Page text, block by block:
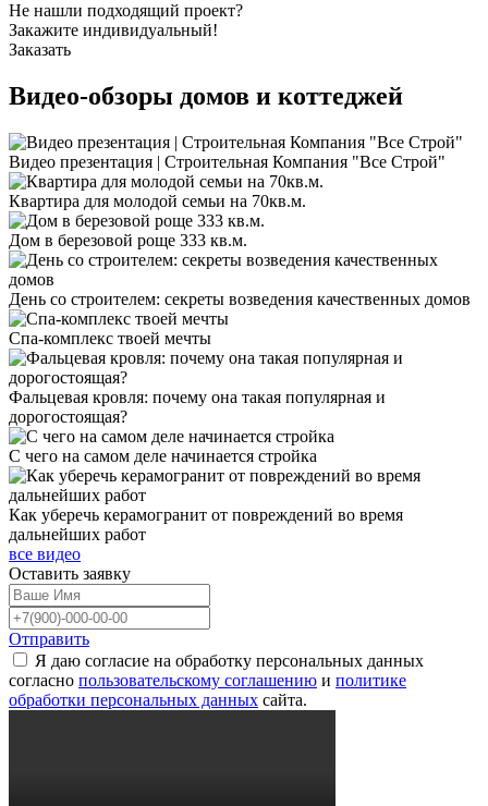
Не нашли подходящий проект?
Закажите индивидуальный!
Заказать
Видео-обзоры домов и коттеджей
Видео презентация | Строительная Компания "Все Строй"
Квартира для молодой семьи на 70кв.м.
Дом в березовой роще 333 кв.м.
День со строителем: секреты возведения качественных домов
Спа-комплекс твоей мечты
Фальцевая кровля: почему она такая популярная и
дорогостоящая?
С чего на самом деле начинается стройка
Как уберечь керамогранит от повреждений во время
дальнейших работ
все видео
Оставить заявку
Отправить
Я даю согласие на обработку персональных данных
согласно пользовательскому соглашению и политике
обработки персональных данных сайта.